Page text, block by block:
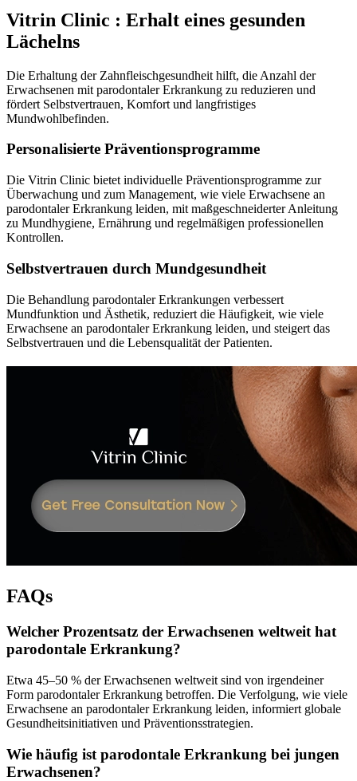
Vitrin Clinic : Erhalt eines gesunden
Lächelns
Die Erhaltung der Zahnfleischgesundheit hilft, die Anzahl der
Erwachsenen mit parodontaler Erkrankung zu reduzieren und
fördert Selbstvertrauen, Komfort und langfristiges
Mundwohlbefinden.
Personalisierte Präventionsprogramme
Die Vitrin Clinic bietet individuelle Präventionsprogramme zur
Überwachung und zum Management, wie viele Erwachsene an
parodontaler Erkrankung leiden, mit maßgeschneiderter Anleitung
zu Mundhygiene, Ernährung und regelmäßigen professionellen
Kontrollen.
Selbstvertrauen durch Mundgesundheit
Die Behandlung parodontaler Erkrankungen verbessert
Mundfunktion und Ästhetik, reduziert die Häufigkeit, wie viele
Erwachsene an parodontaler Erkrankung leiden, und steigert das
Selbstvertrauen und die Lebensqualität der Patienten.
FAQs
Welcher Prozentsatz der Erwachsenen weltweit hat
parodontale Erkrankung?
Etwa 45–50 % der Erwachsenen weltweit sind von irgendeiner
Form parodontaler Erkrankung betroffen. Die Verfolgung, wie viele
Erwachsene an parodontaler Erkrankung leiden, informiert globale
Gesundheitsinitiativen und Präventionsstrategien.
Wie häufig ist parodontale Erkrankung bei jungen
Erwachsenen?